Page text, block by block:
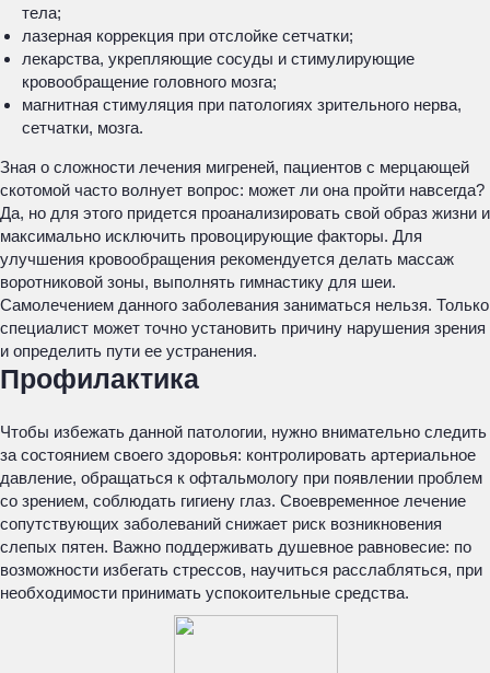
тела;
лазерная коррекция при отслойке сетчатки;
лекарства, укрепляющие сосуды и стимулирующие
кровообращение головного мозга;
магнитная стимуляция при патологиях зрительного нерва,
сетчатки, мозга.
Зная о сложности лечения мигреней, пациентов с мерцающей
скотомой часто волнует вопрос: может ли она пройти навсегда?
Да, но для этого придется проанализировать свой образ жизни и
максимально исключить провоцирующие факторы. Для
улучшения кровообращения рекомендуется делать массаж
воротниковой зоны, выполнять гимнастику для шеи.
Самолечением данного заболевания заниматься нельзя. Только
специалист может точно установить причину нарушения зрения
и определить пути ее устранения.
Профилактика
Чтобы избежать данной патологии, нужно внимательно следить
за состоянием своего здоровья: контролировать артериальное
давление, обращаться к офтальмологу при появлении проблем
со зрением, соблюдать гигиену глаз. Своевременное лечение
сопутствующих заболеваний снижает риск возникновения
слепых пятен. Важно поддерживать душевное равновесие: по
возможности избегать стрессов, научиться расслабляться, при
необходимости принимать успокоительные средства.